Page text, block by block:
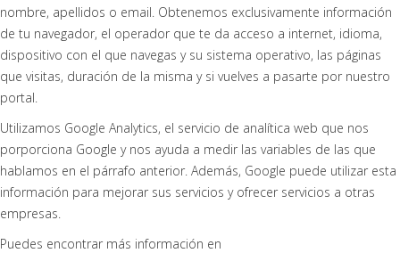
nombre, apellidos o email. Obtenemos exclusivamente información
de tu navegador, el operador que te da acceso a internet, idioma,
dispositivo con el que navegas y su sistema operativo, las páginas
que visitas, duración de la misma y si vuelves a pasarte por nuestro
portal.
Utilizamos Google Analytics, el servicio de analítica web que nos
porporciona Google y nos ayuda a medir las variables de las que
hablamos en el párrafo anterior. Además, Google puede utilizar esta
información para mejorar sus servicios y ofrecer servicios a otras
empresas.
Puedes encontrar más información en